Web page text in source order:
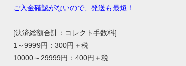
ご入金確認がないので、発送も最短！
[決済総額合計：コレクト手数料]
1～9999円：300円＋税
10000～29999円：400円＋税